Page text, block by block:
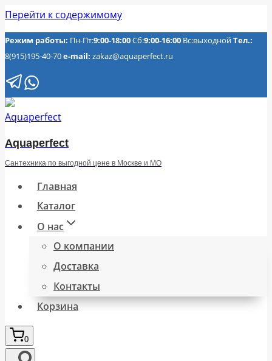
Перейти к содержимому
Режим работы: Пн-Пт:9:00-18:00Сб:9:00-16:00 Вс:выходнойТел.:
8(915)195-40-70e-mail: zakaz@aquaperfect.ru
Aquaperfect
Сантехника по выгодной цене в Москве и МО
Главная
Каталог
О нас
О компании
Доставка
Контакты
Корзина
0